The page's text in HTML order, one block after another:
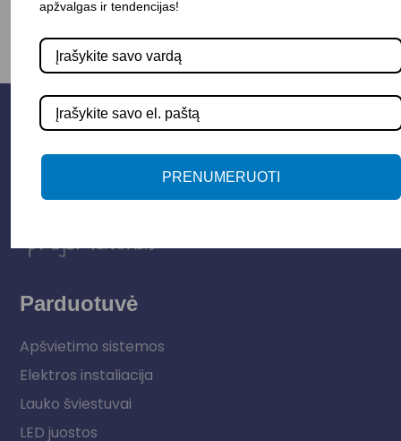
Parduotuvė
Apšvietimo sistemos
Elektros instaliacija
Lauko šviestuvai
LED juostos
apžvalgas ir tendencijas!
PRENUMERUOTI